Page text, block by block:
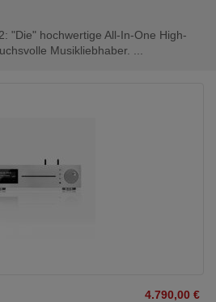
"Die" hochwertige All-In-One High-
Musikliebhaber. ...
4.790,00 €